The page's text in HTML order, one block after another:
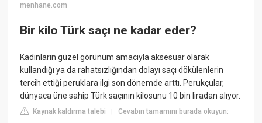
menhane.com
Bir kilo Türk saçı ne kadar eder?
Kadınların güzel görünüm amacıyla aksesuar olarak
kullandığı ya da rahatsızlığından dolayı saçı dökülenlerin
tercih ettiği peruklara ilgi son dönemde arttı. Perukçular,
dünyaca üne sahip Türk saçının kilosunu 10 bin liradan alıyor.
Kaynak kaldırma talebi |Cevabın tamamını burada okuyun: